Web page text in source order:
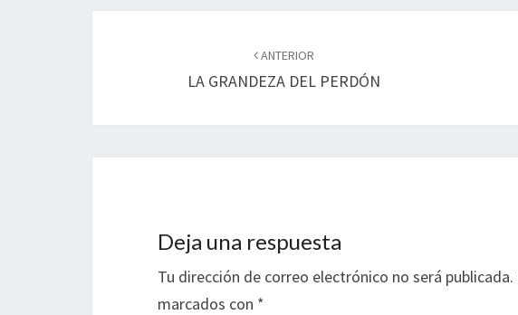
entradas
ANTERIOR
LA GRANDEZA DEL PERDÓN
Deja una respuesta
Tu dirección de correo electrónico no será publicada.
marcados con *